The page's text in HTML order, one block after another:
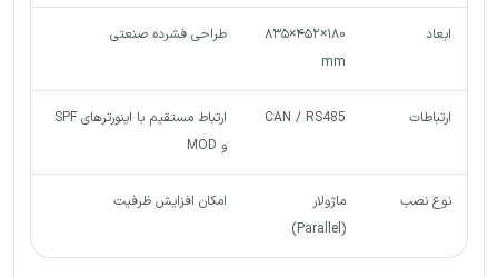
ابعاد
۱۸۰×۴۵۲×۸۳۵
mm
طراحی فشرده صنعتی
ارتباطات CAN / RS485
ارتباط مستقیم با اینورترهای SPF
و MOD
نوع نصب
ماژولار
(Parallel)
امکان افزایش ظرفیت